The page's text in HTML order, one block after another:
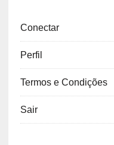
Conectar
Perfil
Termos e Condições
Sair